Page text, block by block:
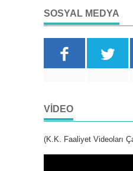
SOSYAL MEDYA
VIDEO
(K.K. Faaliyet Videoları